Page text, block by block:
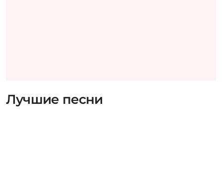
Лучшие песни